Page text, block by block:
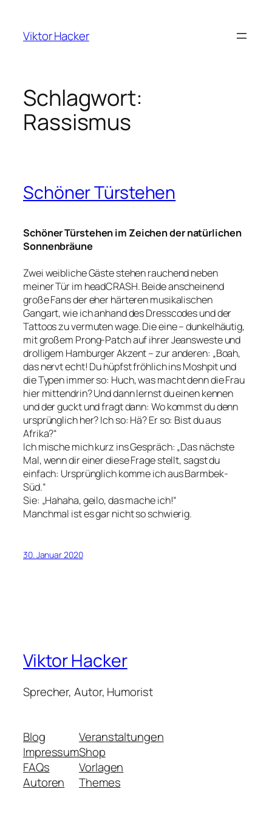
springen
Viktor Hacker
Schlagwort:
Rassismus
Schöner Türstehen
Schöner Türstehen im Zeichen der natürlichen
Sonnenbräune
Zwei weibliche Gäste stehen rauchend neben
meiner Tür im headCRASH. Beide anscheinend
große Fans der eher härteren musikalischen
Gangart, wie ich anhand des Dresscodes und der
Tattoos zu vermuten wage. Die eine – dunkelhäutig,
mit großem Prong-Patch auf ihrer Jeansweste und
drolligem Hamburger Akzent – zur anderen: „Boah,
das nervt echt! Du hüpfst fröhlich ins Moshpit und
die Typen immer so: Huch, was macht denn die Frau
hier mittendrin? Und dann lernst du einen kennen
und der guckt und fragt dann: Wo kommst du denn
ursprünglich her? Ich so: Hä? Er so: Bist du aus
Afrika?“
Ich mische mich kurz ins Gespräch: „Das nächste
Mal, wenn dir einer diese Frage stellt, sagst du
einfach: Ursprünglich komme ich aus Barmbek-
Süd.“
Sie: „Hahaha, geilo, das mache ich!“
Manchmal ist es gar nicht so schwierig.
30. Januar 2020
Viktor Hacker
Sprecher, Autor, Humorist
Blog
Impressum
FAQs
Autoren
Veranstaltungen
Shop
Vorlagen
Themes